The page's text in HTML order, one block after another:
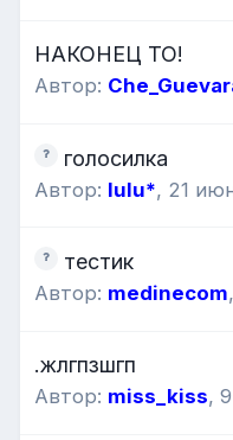
НАКОНЕЦ ТО!
Автор:
голосилка
Автор: lulu*, 21
тестик
Автор: medinecom,
.жлгпзшгп
Автор: miss_kiss,